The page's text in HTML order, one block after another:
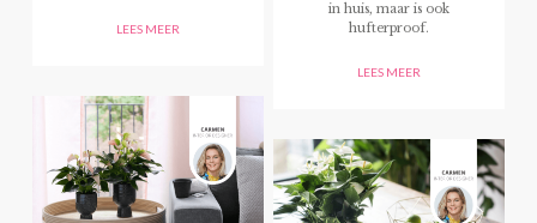
LEES MEER
in huis, maar is ook
hufterproof.
LEES MEER